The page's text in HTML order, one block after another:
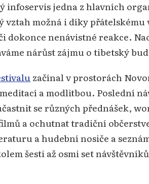
infoservis jedna z hlavních
vztah možná i díky přátelskému
dokonce nenávistné reakce.
nárůst zájmu o tibetský
začínal v prostorách
a modlitbou. Poslední
se různých přednášek,
a ochutnat tradiční
a hudební nosiče a
šesti až osmi set